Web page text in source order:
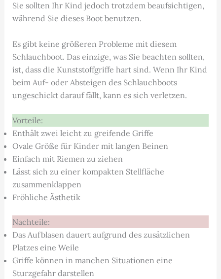
Sie sollten Ihr Kind jedoch trotzdem beaufsichtigen,
während Sie dieses Boot benutzen.
Es gibt keine größeren Probleme mit diesem
Schlauchboot. Das einzige, was Sie beachten sollten,
ist, dass die Kunststoffgriffe hart sind. Wenn Ihr Kind
beim Auf- oder Absteigen des Schlauchboots
ungeschickt darauf fällt, kann es sich verletzen.
Vorteile:
Enthält zwei leicht zu greifende Griffe
Ovale Größe für Kinder mit langen Beinen
Einfach mit Riemen zu ziehen
Lässt sich zu einer kompakten Stellfläche
zusammenklappen
Fröhliche Ästhetik
Nachteile:
Das Aufblasen dauert aufgrund des zusätzlichen
Platzes eine Weile
Griffe können in manchen Situationen eine
Sturzgefahr darstellen